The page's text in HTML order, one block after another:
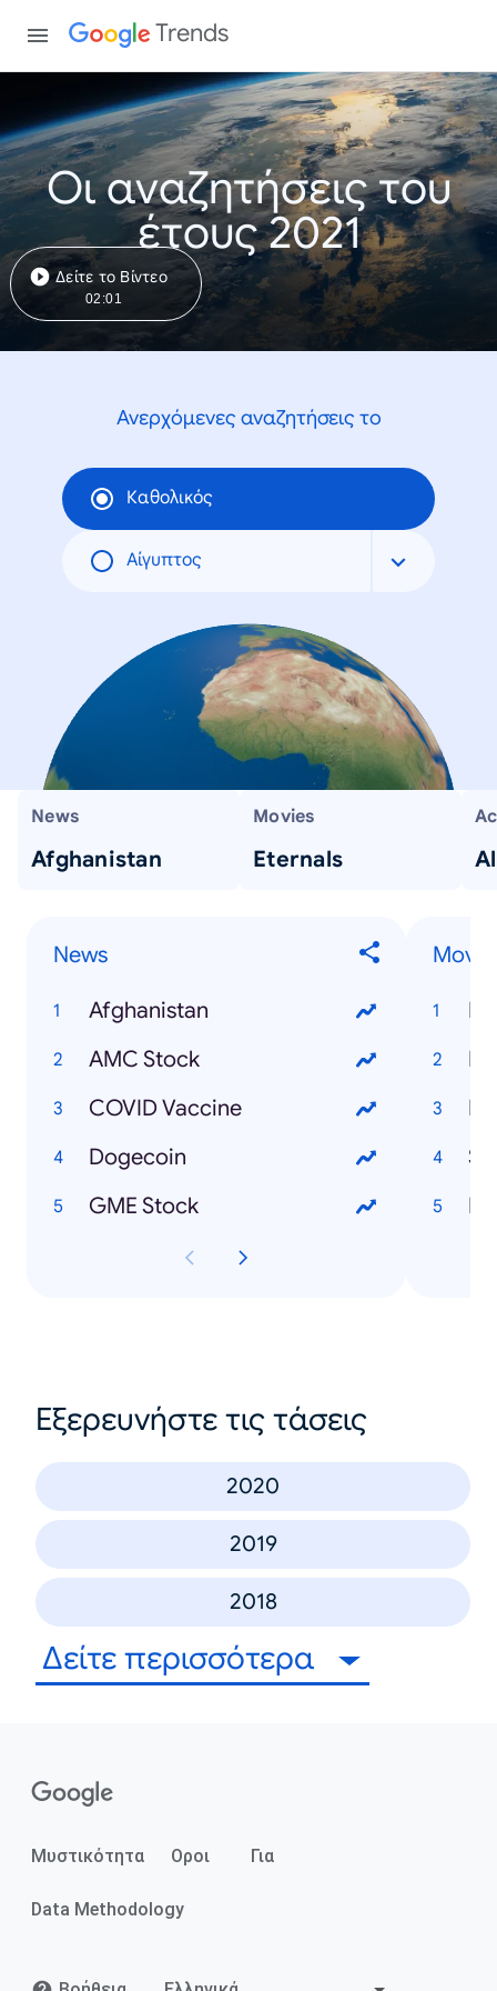
Trends
Οι αναζητήσεις του
έτους 2021
Δείτε το Βίντεο
02:01
Ανερχόμενες αναζητήσεις το
Καθολικός
Αίγυπτος
News
Afghanistan
Movies
Eternals
News
Afghanistan
AMC Stock
COVID Vaccine
Dogecoin
GME Stock
Εξερευνήστε τις τάσεις
2020
2019
2018
Δείτε περισσότερα
Μυστικότητα Οροι Για
Data Methodology